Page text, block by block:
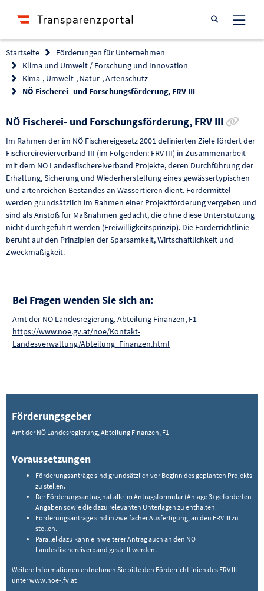
Suche öffnen
Startseite
Förderungen für Unternehmen
Klima und Umwelt / Forschung und Innovation
Kima-, Umwelt-, Natur-, Artenschutz
NÖ Fischerei- und Forschungsförderung, FRV III
NÖ Fischerei- und Forschungsförderung, FRV III
Im Rahmen der im NÖ Fischereigesetz 2001 definierten Ziele fördert der
Fischereirevierverband III (im Folgenden: FRV III) in Zusammenarbeit
mit dem NÖ Landesfischereiverband Projekte, deren Durchführung der
Erhaltung, Sicherung und Wiederherstellung eines gewässertypischen
und artenreichen Bestandes an Wassertieren dient. Fördermittel
werden grundsätzlich im Rahmen einer Projektförderung vergeben und
sind als Anstoß für Maßnahmen gedacht, die ohne diese Unterstützung
nicht durchgeführt werden (Freiwilligkeitsprinzip). Die Förderrichtlinie
beruht auf den Prinzipien der Sparsamkeit, Wirtschaftlichkeit und
Zweckmäßigkeit.
Bei Fragen wenden Sie sich an:
Amt der NÖ Landesregierung, Abteilung Finanzen, F1
https://www.noe.gv.at/noe/Kontakt-
Landesverwaltung/Abteilung_Finanzen.html
Förderungsgeber
Amt der NÖ Landesregierung, Abteilung Finanzen, F1
Voraussetzungen
Förderungsanträge sind grundsätzlich vor Beginn des geplanten Projekts
zu stellen.
Der Förderungsantrag hat alle im Antragsformular (Anlage 3) geforderten
Angaben sowie die dazu relevanten Unterlagen zu enthalten.
Förderungsanträge sind in zweifacher Ausfertigung, an den FRV III zu
stellen.
Parallel dazu kann ein weiterer Antrag auch an den NÖ
Landesfischereiverband gestellt werden.
Weitere Informationen entnehmen Sie bitte den Förderrichtlinien des FRV III
unter www.noe-lfv.at